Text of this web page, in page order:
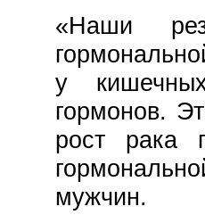
«Наши
у
гормонов.
рост рака
мужчин.